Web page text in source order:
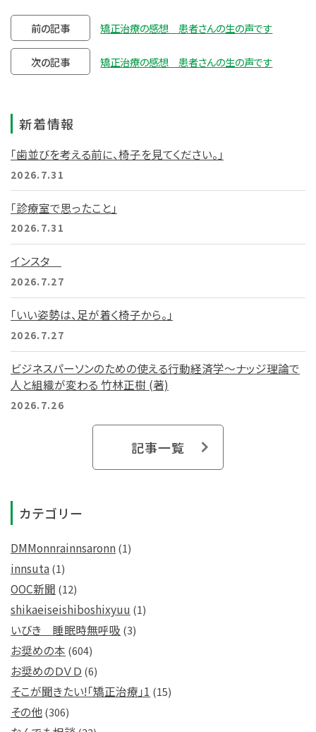
前の記事 矯正治療の感想 患者さんの生の声です
次の記事 矯正治療の感想 患者さんの生の声です
新着情報
「歯並びを考える前に、椅子を見てください。」
2026.7.31
「診療室で思ったこと」
2026.7.31
インスタ
2026.7.27
「いい姿勢は、足が着く椅子から。」
2026.7.27
ビジネスパーソンのための使える行動経済学～ナッジ理論で
人と組織が変わる 竹林正樹 (著)
2026.7.26
記事一覧
カテゴリー
DMMonnrainnsaronn(1)
innsuta(1)
OOC新聞 (12)
shikaeiseishiboshixyuu (1)
いびき 睡眠時無呼吸 (3)
お奨めの本 (604)
お奨めのＤＶＤ (6)
そこが聞きたい!「矯正治療」1 (15)
その他(306)